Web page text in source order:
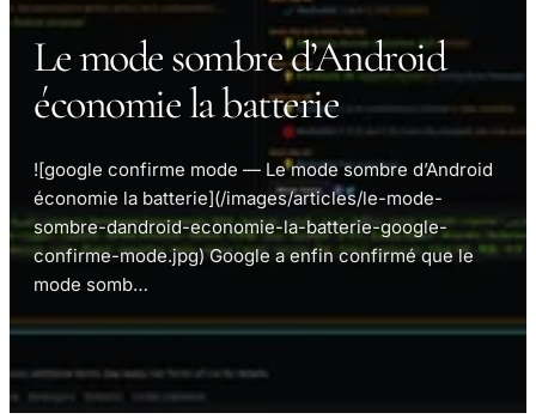
Le mode sombre d’Android
économie la batterie
![google confirme mode — Le mode sombre d’Android
économie la batterie](/images/articles/le-mode-
sombre-dandroid-economie-la-batterie-google-
confirme-mode.jpg) Google a enfin confirmé que le
mode somb…